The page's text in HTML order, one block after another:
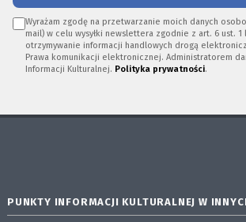
Wyrażam zgodę na przetwarzanie moich danych
mail) w celu wysyłki newslettera zgodnie z art. 6 ust. 1
otrzymywanie informacji handlowych drogą
Prawa komunikacji elektronicznej. Administratorem
Informacji Kulturalnej. Polityka prywatności.
PUNKTY INFORMACJI KULTURALNEJ W